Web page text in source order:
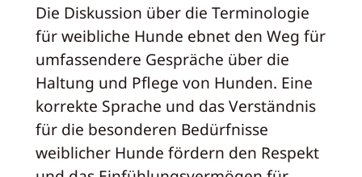
Die Diskussion über die Terminologie
für weibliche Hunde ebnet den Weg für
umfassendere Gespräche über die
Haltung und Pflege von Hunden. Eine
korrekte Sprache und das Verständnis
für die besonderen Bedürfnisse
weiblicher Hunde fördern den Respekt